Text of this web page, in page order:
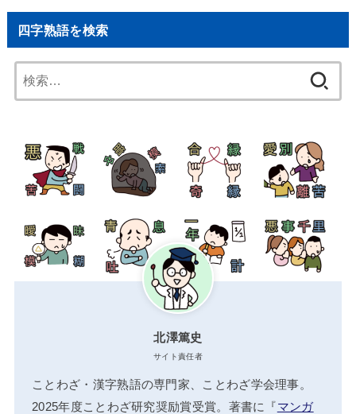
四字熟語を検索
索:
北澤篤史
サイト責任者
ことわざ・漢字熟語の専門家、ことわざ学会理事。
2025年度ことわざ研究奨励賞受賞。著書に『マンガ